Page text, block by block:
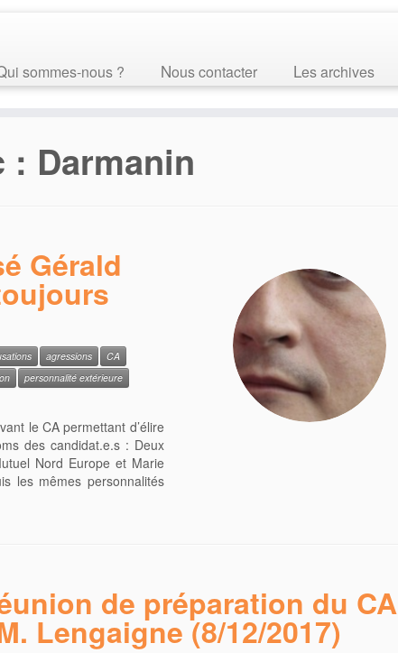
Qui sommes-nous ? Nous contacter Les archives
: Darmanin
Gérald
agressions
CA
personnalité extérieure
le CA permettant d’élire
des candidat.e.s : Deux
Nord Europe et Marie
les mêmes personnalités
de préparation du CA
Lengaigne (8/12/2017)